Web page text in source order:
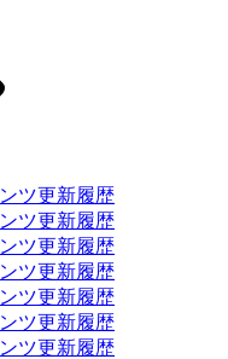
ツ更新履歴
ツ更新履歴
ツ更新履歴
ツ更新履歴
ツ更新履歴
ツ更新履歴
ツ更新履歴